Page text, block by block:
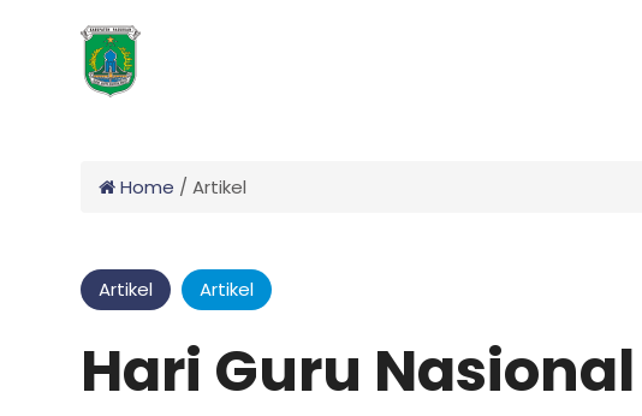
Home / Artikel
Artikel Artikel
Hari Guru